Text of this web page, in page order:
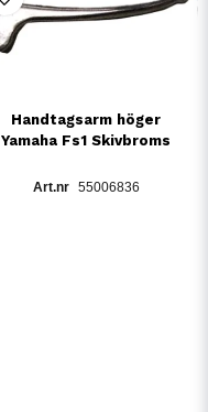
Handtagsarm höger
Yamaha Fs1 Skivbroms
55006836